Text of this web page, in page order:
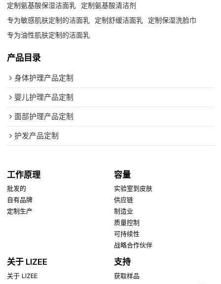
定制氨基酸保湿洁面乳
定制氨基酸清洁剂
专为敏感肌肤定制的洁面乳
定制舒缓洁面乳
定制保湿洗脸巾
专为油性肌肤定制的洁面乳
产品目录
身体护理产品定制
婴儿护理产品定制
面部护理产品定制
护发产品定制
工作原理
批发的
自有品牌
定制生产
容量
实验室到皮肤
供应链
制造业
质量控制
可持续性
战略合作伙伴
关于 LIZEE
关于 LIZEE
支持
获取样品